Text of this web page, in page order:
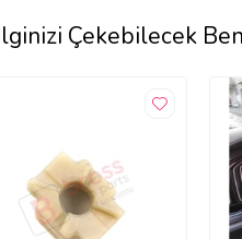
Çekebilecek